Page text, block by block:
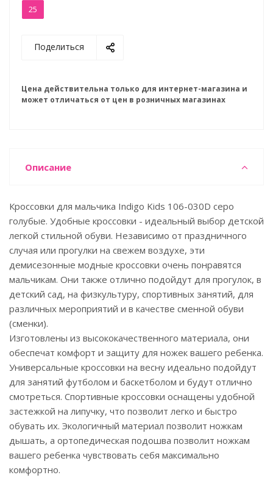
25
Поделиться
Цена действительна только для интернет-магазина и
может отличаться от цен в розничных магазинах
Описание
Кроссовки для мальчика Indigo Kids 106-030D серо
голубые. Удобные кроссовки - идеальный выбор детской
легкой стильной обуви. Независимо от праздничного
случая или прогулки на свежем воздухе, эти
демисезонные модные кроссовки очень понравятся
мальчикам. Они также отлично подойдут для прогулок, в
детский сад, на физкультуру, спортивных занятий, для
различных мероприятий и в качестве сменной обуви
(сменки).
Изготовлены из высококачественного материала, они
обеспечат комфорт и защиту для ножек вашего ребенка.
Универсальные кроссовки на весну идеально подойдут
для занятий футболом и баскетболом и будут отлично
смотреться. Спортивные кроссовки оснащены удобной
застежкой на липучку, что позволит легко и быстро
обувать их. Экологичный материал позволит ножкам
дышать, а ортопедическая подошва позволит ножкам
вашего ребенка чувствовать себя максимально
комфортно.